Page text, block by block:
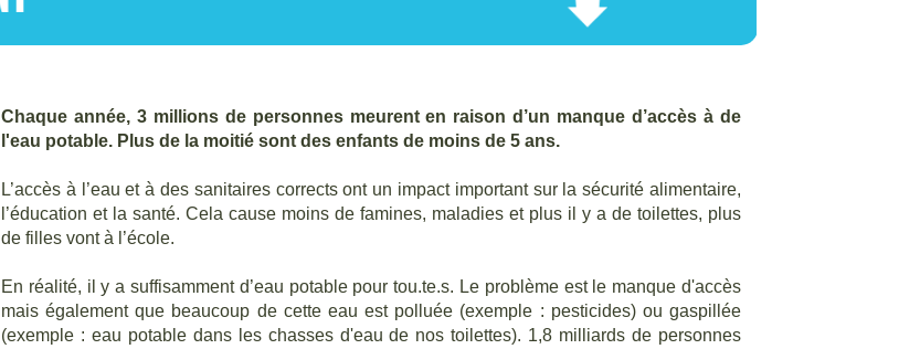
Chaque année, 3 millions de personnes meurent en raison d’un manque d’accès à de
l'eau potable. Plus de la moitié sont des enfants de moins de 5 ans.
L’accès à l’eau et à des sanitaires corrects ont un impact important sur la sécurité alimentaire,
l’éducation et la santé. Cela cause moins de famines, maladies et plus il y a de toilettes, plus
de filles vont à l’école.
En réalité, il y a suffisamment d’eau potable pour tou.te.s. Le problème est le manque d'accès
mais également que beaucoup de cette eau est polluée (exemple : pesticides) ou gaspillée
(exemple : eau potable dans les chasses d'eau de nos toilettes). 1,8 milliards de personnes